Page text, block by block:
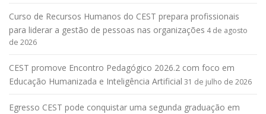
Curso de Recursos Humanos do CEST prepara profissionais
para liderar a gestão de pessoas nas organizações 4 de agosto
de 2026
CEST promove Encontro Pedagógico 2026.2 com foco em
Educação Humanizada e Inteligência Artificial 31 de julho de 2026
Egresso CEST pode conquistar uma segunda graduação em